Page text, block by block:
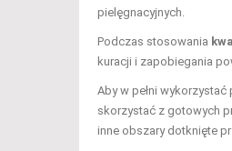
pielęgnacyjnych.
Podczas stosowania
kuracji i zapobiegania
Aby w pełni wykorzystać
skorzystać z gotowych
inne obszary dotknięte